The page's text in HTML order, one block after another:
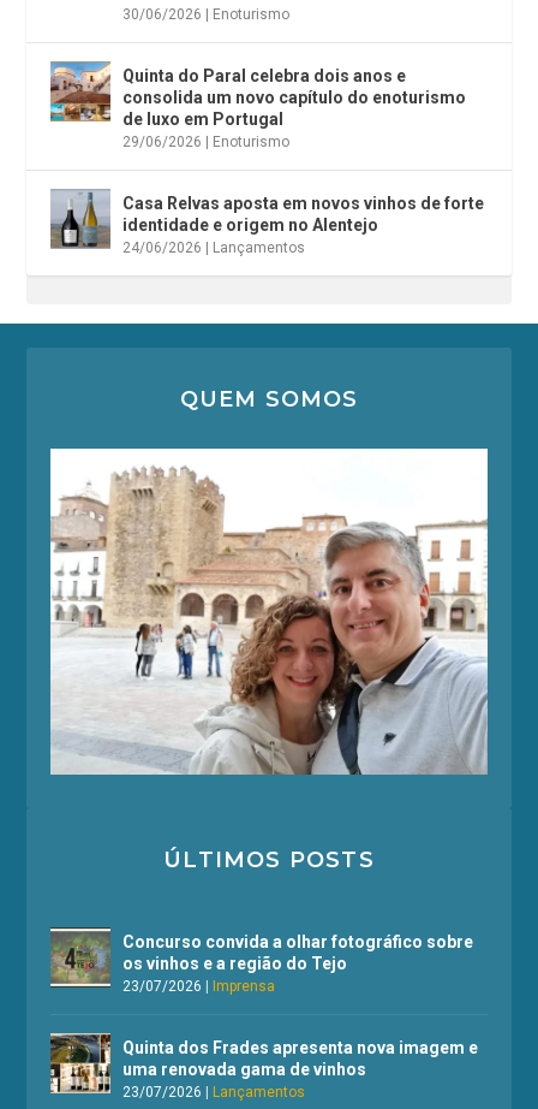
30/06/2026 Enoturismo
Quinta do Paral celebra dois anos e
consolida um novo capítulo do enoturismo
de luxo em Portugal
29/06/2026 Enoturismo
Casa Relvas aposta em novos vinhos de forte
identidade e origem no Alentejo
24/06/2026 Lançamentos
QUEM SOMOS
ÚLTIMOS POSTS
Concurso convida a olhar fotográfico sobre
os vinhos e a região do Tejo
23/07/2026 |Imprensa
Quinta dos Frades apresenta nova imagem e
uma renovada gama de vinhos
23/07/2026 |Lançamentos